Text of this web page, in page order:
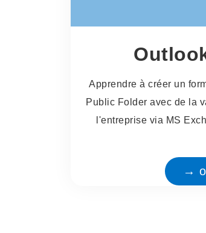
Apprendre à créer un
Public Folder avec de la
l'entreprise via MS
→